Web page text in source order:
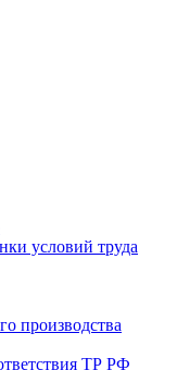
условий труда
производства
ТР РФ